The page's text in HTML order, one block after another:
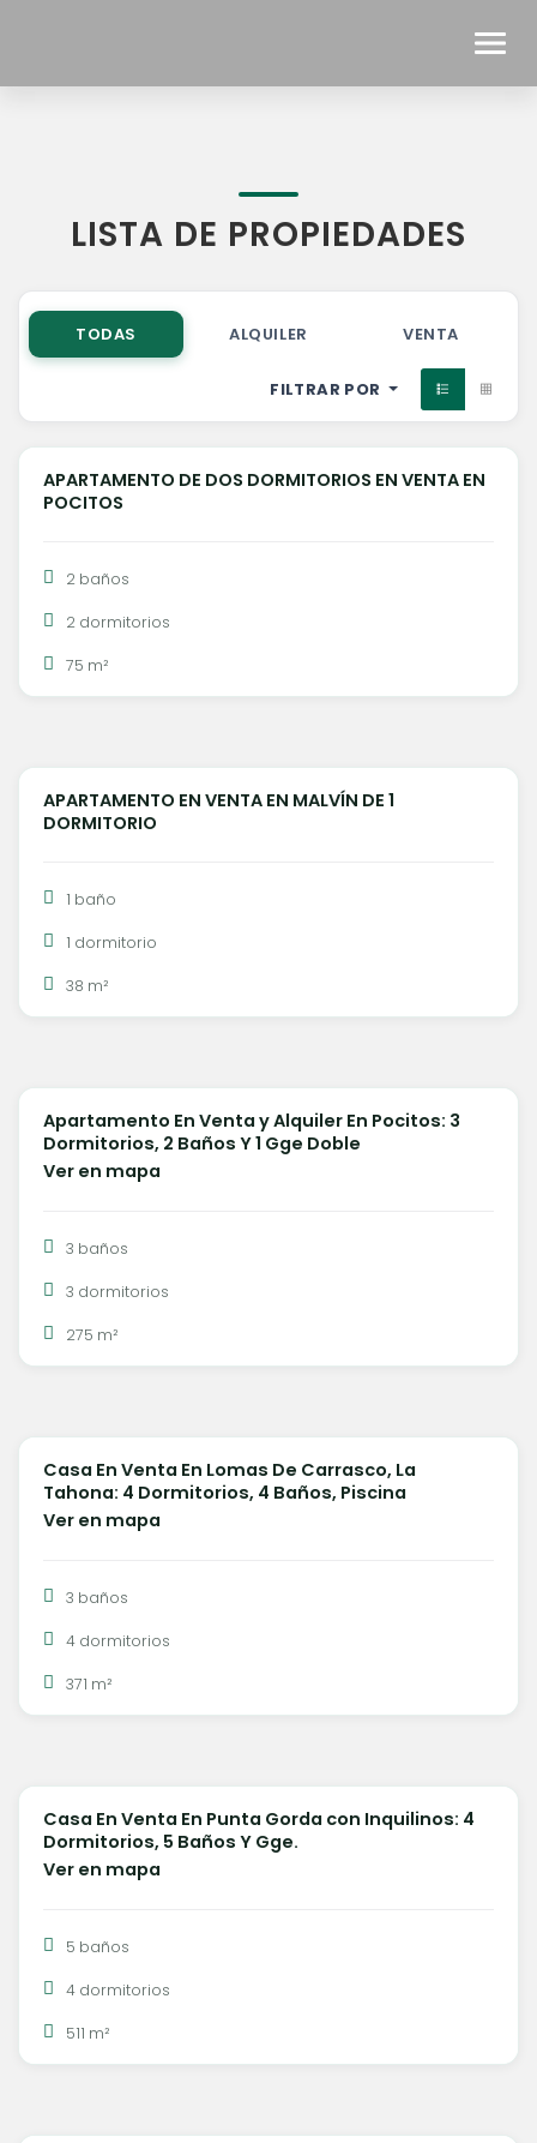
LISTA DE PROPIEDADES
TODAS ALQUILER VENTA
FILTRAR POR
VENTA
APARTAMENTO DE DOS DORMITORIOS EN VENTA EN
POCITOS
2 baños
2 dormitorios
75 m²
APARTAMENTO EN VENTA EN MALVÍN DE 1
DORMITORIO
1 baño
1 dormitorio
38 m²
VENTA
Apartamento En Venta y Alquiler En Pocitos: 3
Dormitorios, 2 Baños Y 1 Gge Doble
Ver en mapa
3 baños
3 dormitorios
275 m²
Casa En Venta En Lomas De Carrasco, La
Tahona: 4 Dormitorios, 4 Baños, Piscina
Ver en mapa
3 baños
4 dormitorios
371 m²
VENTA
Casa En Venta En Punta Gorda con Inquilinos: 4
Dormitorios, 5 Baños Y Gge.
Ver en mapa
5 baños
4 dormitorios
511 m²